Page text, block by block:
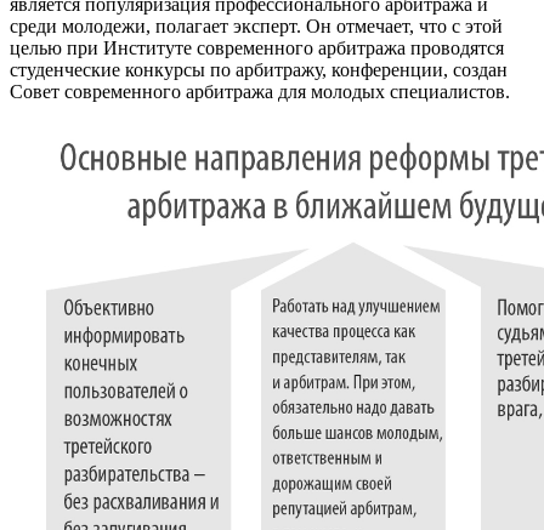
среди молодежи, полагает эксперт. Он отмечает, что с этой
целью при Институте современного арбитража проводятся
студенческие конкурсы по арбитражу, конференции, создан
Совет современного арбитража для молодых специалистов.